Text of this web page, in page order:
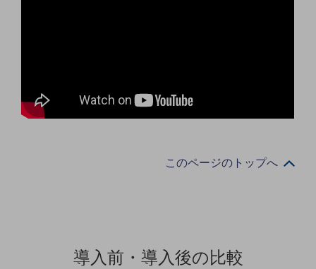
職場環境整備
このページのトップへ
導入前・導入後の比較